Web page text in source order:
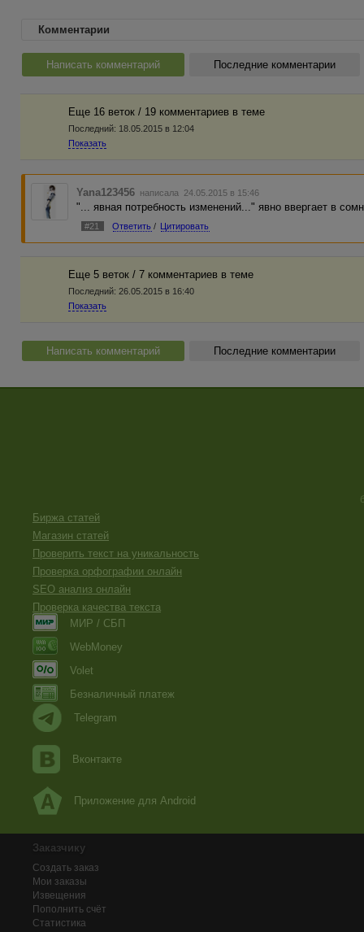
Комментарии
Написать комментарий Последние комментарии
Еще 16 веток / 19 комментариев в темe
Последний: 18.05.2015 в 12:04
Показать
Yana123456 написала 24.05.2015 в 15:46
"... явная потребность изменений..." явно ввергает в
#21 Ответить / Цитировать
Еще 5 веток / 7 комментариев в темe
Последний: 26.05.2015 в 16:40
Показать
Написать комментарий Последние комментарии
Биржа статей
Магазин статей
Проверить текст на уникальность
Проверка орфографии онлайн
SEO анализ онлайн
Проверка качества текста
МИР / СБП
WebMoney
Volet
Безналичный платеж
Telegram
Вконтакте
Приложение для Android
Заказчику
Создать заказ
Мои заказы
Извещения
Пополнить счёт
Статистика